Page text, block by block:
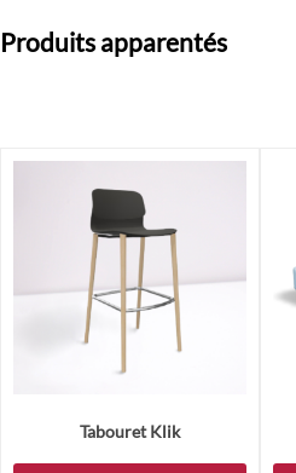
Produits apparentés
Tabouret Klik